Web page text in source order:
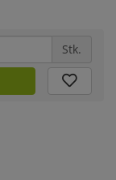
Stk.